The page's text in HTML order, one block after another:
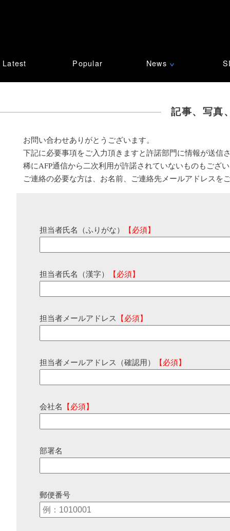
Latest Popular News ∨
記事、写真
お問い合わせありがとうございます。
下記に必要事項をご入力頂きますと許諾部門に情報が送信
稀にAFP通信から二次利用が許諾されていないものもござ
ご連絡の必要な方は、お名前、ご連絡先メールアドレスを
担当者氏名（ふりがな） 【必須】
担当者氏名（漢字） 【必須】
担当者メールアドレス 【必須】
担当者メールアドレス（確認用） 【必須】
会社名 【必須】
部署名
郵便番号